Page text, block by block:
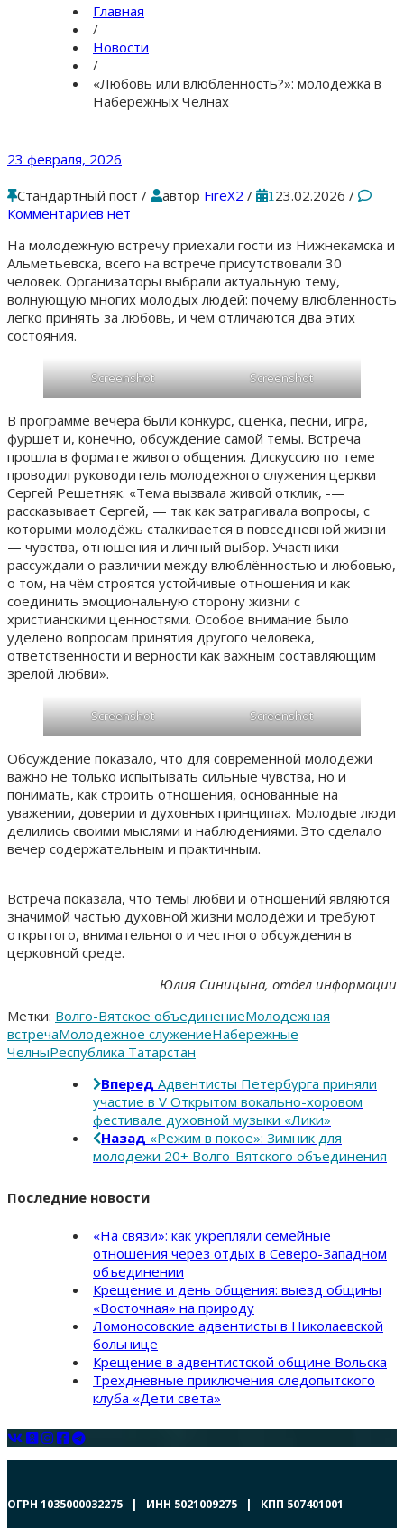
Главная
/
Новости
/
«Любовь или влюбленность?»: молодежка в
Набережных Челнах
23 февраля, 2026
Стандартный пост / автор FireX2 / 1 23.02.2026 /
Комментариев нет
На молодежную встречу приехали гости из Нижнекамска и
Альметьевска, всего на встрече присутствовали 30
человек. Организаторы выбрали актуальную тему,
волнующую многих молодых людей: почему влюбленность
легко принять за любовь, и чем отличаются два этих
состояния.
Screenshot Screenshot
В программе вечера были конкурс, сценка, песни, игра,
фуршет и, конечно, обсуждение самой темы. Встреча
прошла в формате живого общения. Дискуссию по теме
проводил руководитель молодежного служения церкви
Сергей Решетняк. «Тема вызвала живой отклик, -—
рассказывает Сергей, — так как затрагивала вопросы, с
которыми молодёжь сталкивается в повседневной жизни
— чувства, отношения и личный выбор. Участники
рассуждали о различии между влюблённостью и любовью,
о том, на чём строятся устойчивые отношения и как
соединить эмоциональную сторону жизни с
христианскими ценностями. Особое внимание было
уделено вопросам принятия другого человека,
ответственности и верности как важным составляющим
зрелой любви».
Screenshot Screenshot
Обсуждение показало, что для современной молодёжи
важно не только испытывать сильные чувства, но и
понимать, как строить отношения, основанные на
уважении, доверии и духовных принципах. Молодые люди
делились своими мыслями и наблюдениями. Это сделало
вечер содержательным и практичным.
Встреча показала, что темы любви и отношений являются
значимой частью духовной жизни молодёжи и требуют
открытого, внимательного и честного обсуждения в
церковной среде.
Юлия Синицына, отдел информации
Метки: Волго-Вятское объединениеМолодежная
встречаМолодежное служениеНабережные
ЧелныРеспублика Татарстан
Вперед Адвентисты Петербурга приняли
участие в V Открытом вокально-хоровом
фестивале духовной музыки «Лики»
Назад «Режим в покое»: Зимник для
молодежи 20+ Волго-Вятского объединения
Последние новости
«На связи»: как укрепляли семейные
отношения через отдых в Северо-Западном
объединении
Крещение и день общения: выезд общины
«Восточная» на природу
Ломоносовские адвентисты в Николаевской
больнице
Крещение в адвентистской общине Вольска
Трехдневные приключения следопытского
клуба «Дети света»
ОГРН 1035000032275 | ИНН 5021009275 | КПП 507401001